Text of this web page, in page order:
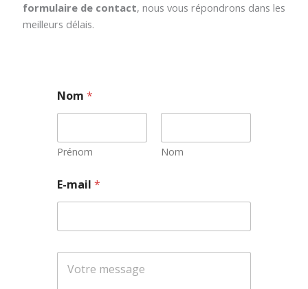
formulaire de contact, nous vous répondrons dans les
meilleurs délais.
Nom*
Prénom Nom
N
o
*
E-mail*